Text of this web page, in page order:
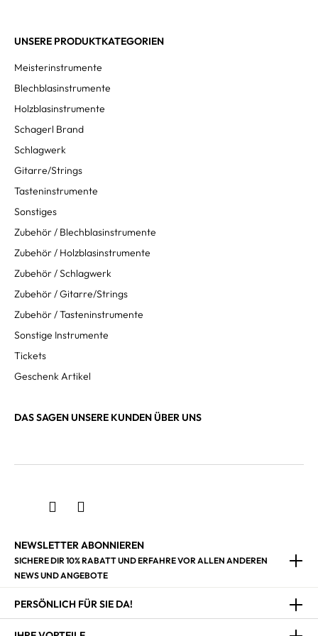
UNSERE PRODUKTKATEGORIEN
Meisterinstrumente
Blechblasinstrumente
Holzblasinstrumente
Schagerl Brand
Schlagwerk
Gitarre/Strings
Tasteninstrumente
Sonstiges
Zubehör / Blechblasinstrumente
Zubehör / Holzblasinstrumente
Zubehör / Schlagwerk
Zubehör / Gitarre/Strings
Zubehör / Tasteninstrumente
Sonstige Instrumente
Tickets
Geschenk Artikel
DAS SAGEN UNSERE KUNDEN ÜBER UNS
NEWSLETTER ABONNIEREN
SICHERE DIR 10% RABATT UND ERFAHRE VOR ALLEN ANDEREN
NEWS UND ANGEBOTE
PERSÖNLICH FÜR SIE DA!